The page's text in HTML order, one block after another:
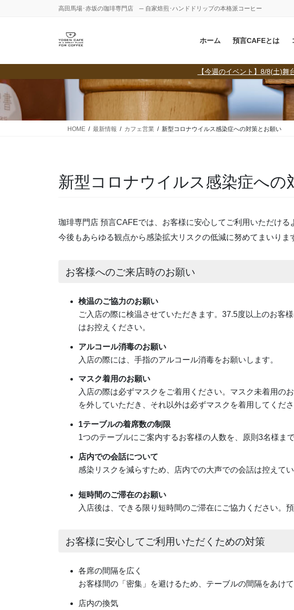
に
ョ
移
動
高田馬場･赤坂の珈琲専門店 ─ 自家焙煎･ハンドドリップの本格派コーヒー
ホーム 預言CAFEとは
【今週のイベント】8/8(土)
HOME 最新情報 カフェ営業 新型コロナウイルス感染症への対策とお願い
新型コロナウイルス感染症への
珈琲専門店 預言CAFEでは、お客様に安心してご利用いただけ
今後もあらゆる観点から感染拡大リスクの低減に努めてまいりま
お客様へのご来店時のお願い
検温のご協力のお願い
ご入店の際に検温させていただきます。37.5度以上のお客
はお控えください。
アルコール消毒のお願い
入店の際には、手指のアルコール消毒をお願いします。
マスク着用のお願い
入店の際は必ずマスクをご着用ください。マスク未着用の
を外していただき、それ以外は必ずマスクを着用してくださ
1テーブルの着席数の制限
1つのテーブルにご案内するお客様の人数を、原則3名様ま
店内での会話について
感染リスクを減らすため、店内での大声での会話は控えて
短時間のご滞在のお願い
入店後は、できる限り短時間のご滞在にご協力ください。
お客様に安心してご利用いただくための対策
各席の間隔を広く
お客様間の「密集」を避けるため、テーブルの間隔をあけ
店内の換気